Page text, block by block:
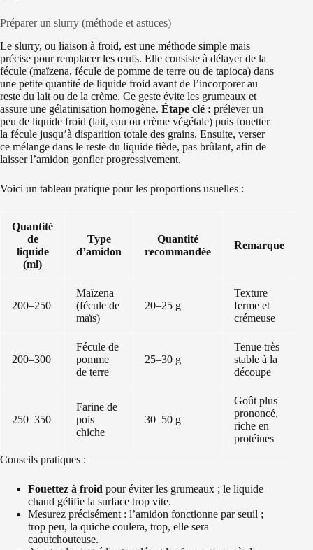
Préparer un slurry (méthode et astuces)
Le slurry, ou liaison à froid, est une méthode simple mais
précise pour remplacer les œufs. Elle consiste à délayer de la
fécule (maïzena, fécule de pomme de terre ou de tapioca) dans
une petite quantité de liquide froid avant de l’incorporer au
reste du lait ou de la crème. Ce geste évite les grumeaux et
assure une gélatinisation homogène. Étape clé : prélever un
peu de liquide froid (lait, eau ou crème végétale) puis fouetter
la fécule jusqu’à disparition totale des grains. Ensuite, verser
ce mélange dans le reste du liquide tiède, pas brûlant, afin de
laisser l’amidon gonfler progressivement.
Voici un tableau pratique pour les proportions usuelles :
Quantité
de
liquide
(ml)
Type
d’amidon
Quantité
recommandée
Remarque
200–250
Maïzena
(fécule de
maïs)
20–25 g
Texture
ferme et
crémeuse
200–300
Fécule de
pomme
de terre
25–30 g
Tenue très
stable à la
découpe
250–350
Farine de
pois
chiche
30–50 g
Goût plus
prononcé,
riche en
protéines
Conseils pratiques :
Fouettez à froid pour éviter les grumeaux ; le liquide
chaud gélifie la surface trop vite.
Mesurez précisément : l’amidon fonctionne par seuil ;
trop peu, la quiche coulera, trop, elle sera
caoutchouteuse.